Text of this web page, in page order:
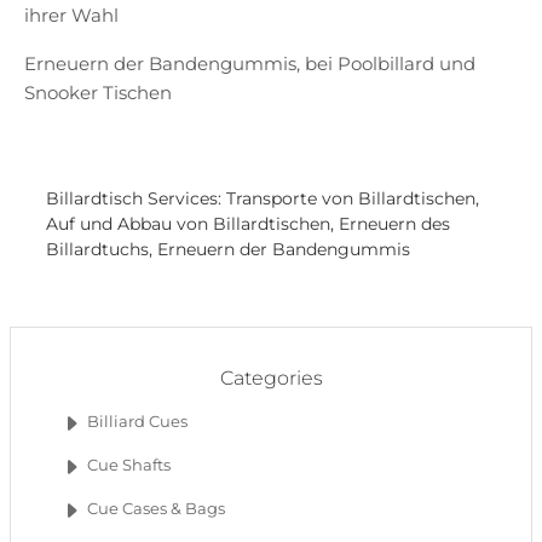
ihrer Wahl
Erneuern der Bandengummis, bei Poolbillard und
Snooker Tischen
Billardtisch Services: Transporte von Billardtischen,
Auf und Abbau von Billardtischen, Erneuern des
Billardtuchs, Erneuern der Bandengummis
Categories
Billiard Cues
Cue Shafts
Cue Cases & Bags